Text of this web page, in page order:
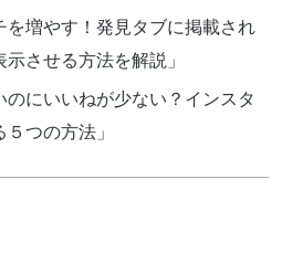
を増やす！発見タブに掲載され
示させる方法を解説」
のにいいねが少ない？インスタ
５つの方法」